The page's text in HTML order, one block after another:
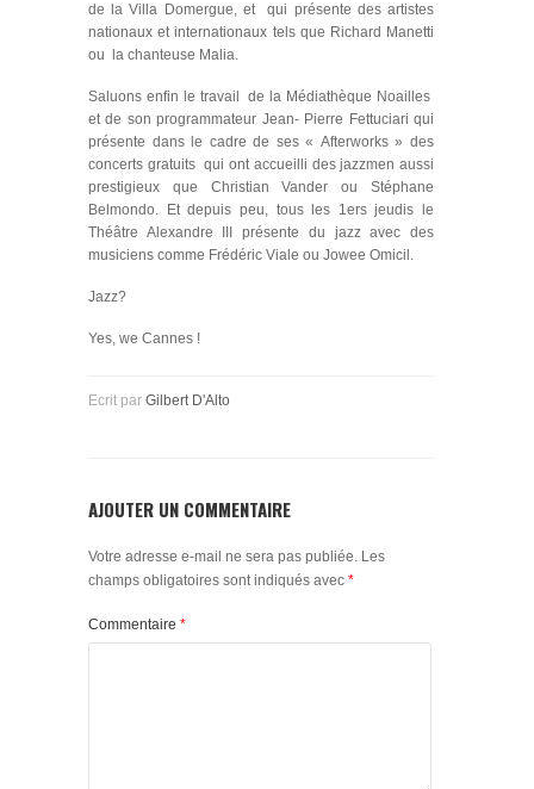
de la Villa Domergue, et qui présente des artistes
nationaux et internationaux tels que Richard Manetti
ou la chanteuse Malia.
Saluons enfin le travail de la Médiathèque Noailles
et de son programmateur Jean- Pierre Fettuciari qui
présente dans le cadre de ses « Afterworks » des
concerts gratuits qui ont accueilli des jazzmen aussi
prestigieux que Christian Vander ou Stéphane
Belmondo. Et depuis peu, tous les 1ers jeudis le
Théâtre Alexandre III présente du jazz avec des
musiciens comme Frédéric Viale ou Jowee Omicil.
Jazz?
Yes, we Cannes !
Ecrit par Gilbert D'Alto
AJOUTER UN COMMENTAIRE
Votre adresse e-mail ne sera pas publiée. Les
champs obligatoires sont indiqués avec *
Commentaire *